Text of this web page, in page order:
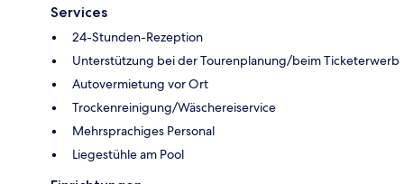
Services
24-Stunden-Rezeption
Unterstützung bei der Tourenplanung/beim Ticketerwerb
Autovermietung vor Ort
Trockenreinigung/Wäschereiservice
Mehrsprachiges Personal
Liegestühle am Pool